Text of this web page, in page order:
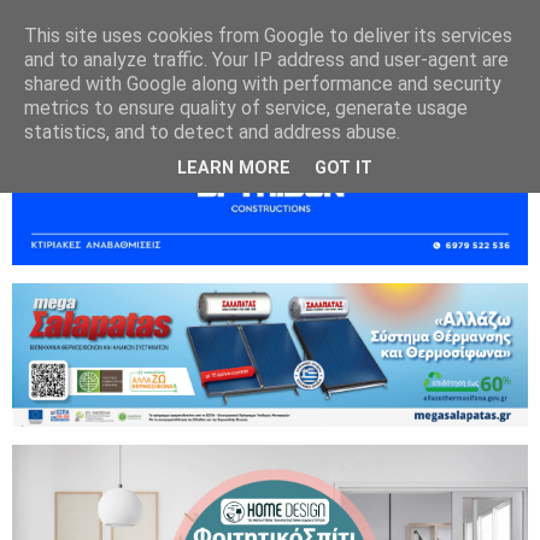
This site uses cookies from Google to deliver its services
and to analyze traffic. Your IP address and user-agent are
shared with Google along with performance and security
metrics to ensure quality of service, generate usage
statistics, and to detect and address abuse.
LEARN MORE GOT IT